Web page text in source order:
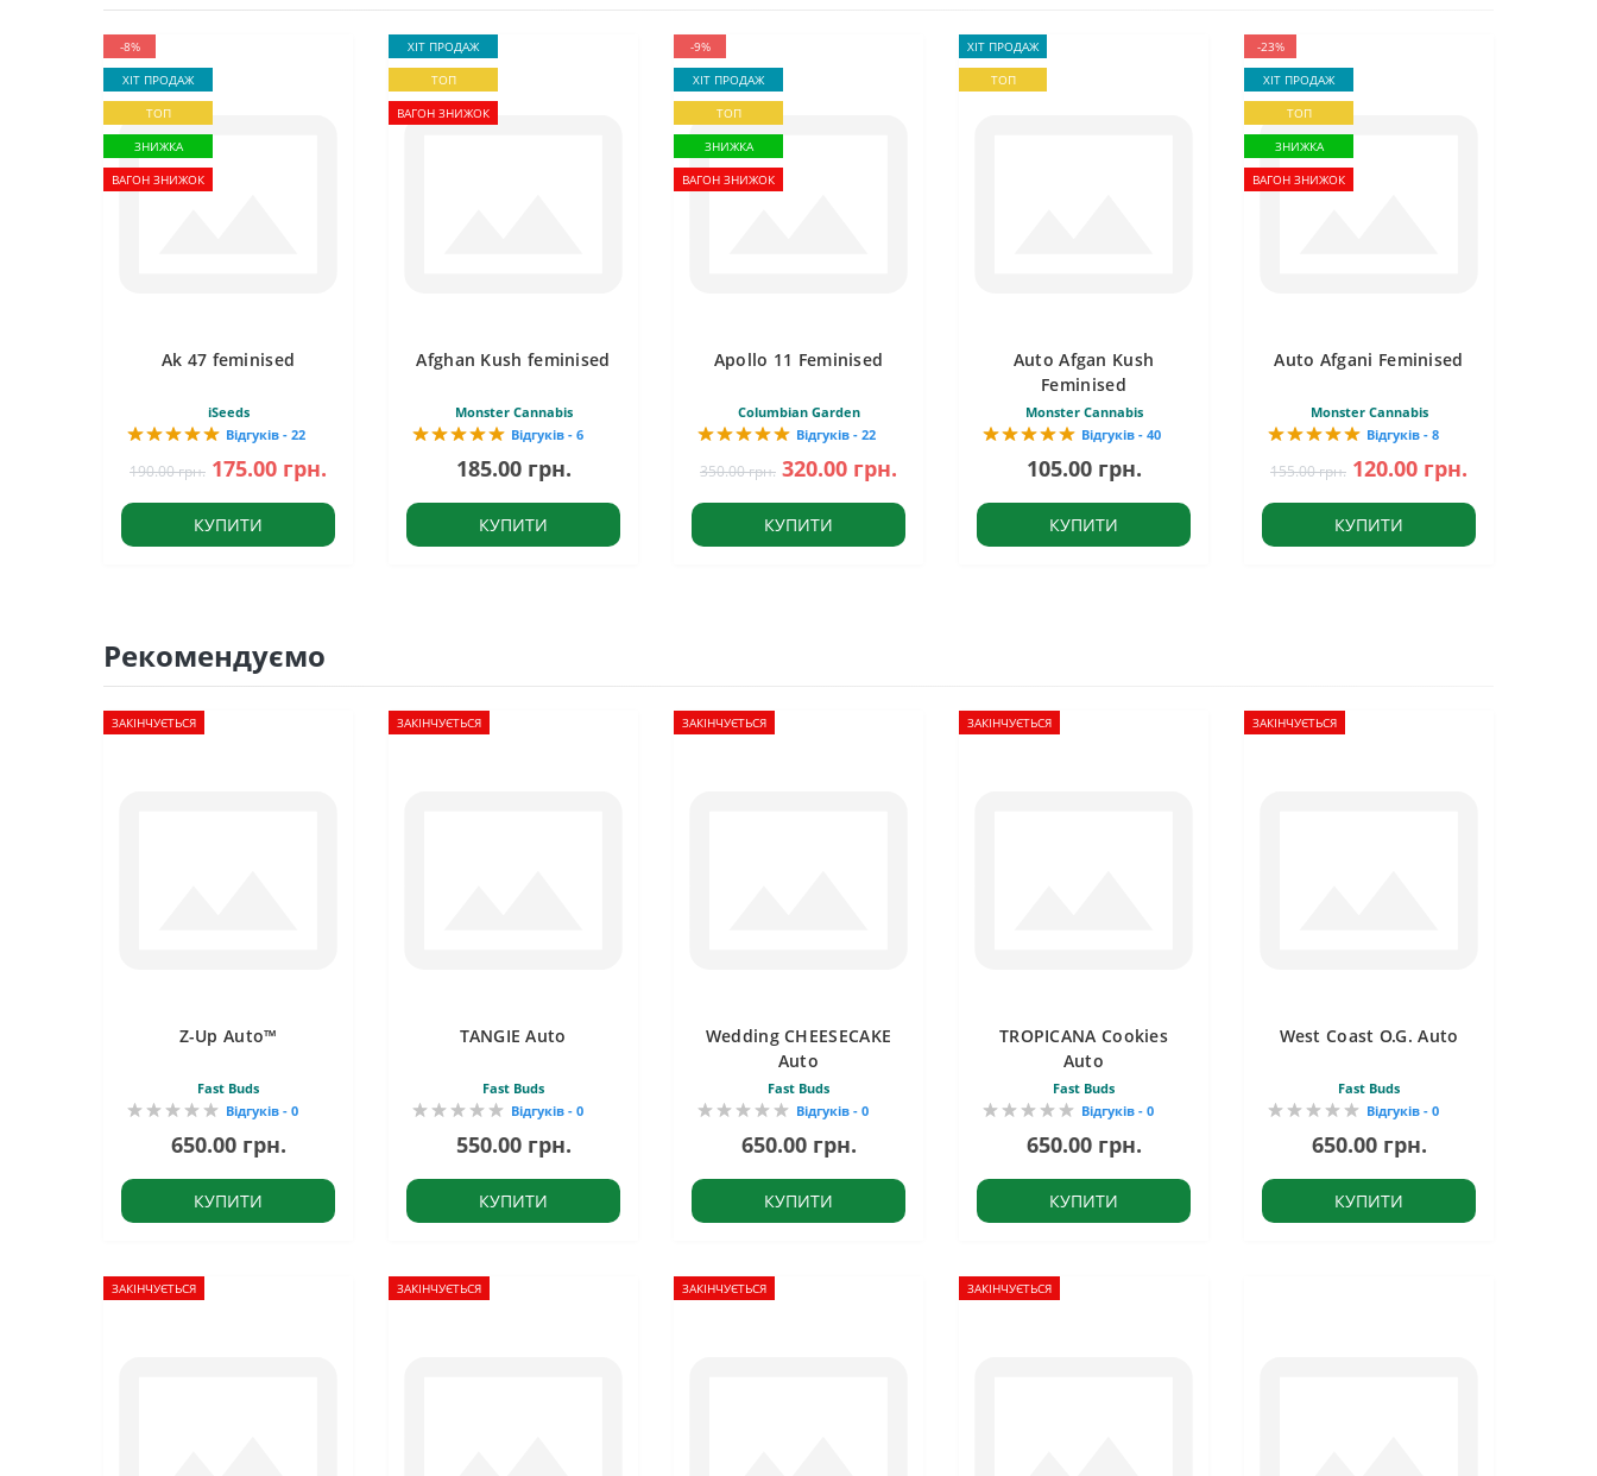
-8%
ХІТ ПРОДАЖ
ТОП
ЗНИЖКА
ВАГОН ЗНИЖОК
Ak 47 feminised
iSeeds
Відгуків - 22
190.00 грн. 175.00 грн.
КУПИТИ
ХІТ ПРОДАЖ
ТОП
ВАГОН ЗНИЖОК
Afghan Kush feminised
Monster Cannabis
Відгуків - 6
185.00 грн.
КУПИТИ
-9%
ХІТ ПРОДАЖ
ТОП
ЗНИЖКА
ВАГОН ЗНИЖОК
Apollo 11 Feminised
Columbian Garden
Відгуків - 22
350.00 грн. 320.00 грн.
КУПИТИ
ХІТ ПРОДАЖ
ТОП
Auto Afgan Kush
Feminised
Monster Cannabis
Відгуків - 40
105.00 грн.
КУПИТИ
-23%
ХІТ ПРОДАЖ
ТОП
ЗНИЖКА
ВАГОН ЗНИЖОК
Auto Afgani Feminised
Monster Cannabis
Відгуків - 8
155.00 грн. 120.00 грн.
КУПИТИ
Рекомендуємо
ЗАКІНЧУЄТЬСЯ
Z-Up Auto™
Fast Buds
Відгуків - 0
650.00 грн.
КУПИТИ
ЗАКІНЧУЄТЬСЯ
TANGIE Auto
Fast Buds
Відгуків - 0
550.00 грн.
КУПИТИ
ЗАКІНЧУЄТЬСЯ
Wedding CHEESECAKE
Auto
Fast Buds
Відгуків - 0
650.00 грн.
КУПИТИ
ЗАКІНЧУЄТЬСЯ
TROPICANA Cookies
Auto
Fast Buds
Відгуків - 0
650.00 грн.
КУПИТИ
ЗАКІНЧУЄТЬСЯ
West Coast O.G. Auto
Fast Buds
Відгуків - 0
650.00 грн.
КУПИТИ
ЗАКІНЧУЄТЬСЯ ЗАКІНЧУЄТЬСЯ ЗАКІНЧУЄТЬСЯ ЗАКІНЧУЄТЬСЯ